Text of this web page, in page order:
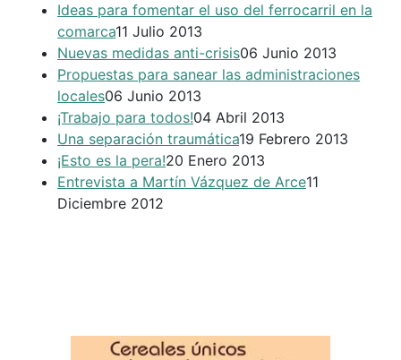
Ideas para fomentar el uso del ferrocarril en la
comarca11 Julio 2013
Nuevas medidas anti-crisis06 Junio 2013
Propuestas para sanear las administraciones
locales06 Junio 2013
¡Trabajo para todos!04 Abril 2013
Una separación traumática19 Febrero 2013
¡Esto es la pera!20 Enero 2013
Entrevista a Martín Vázquez de Arce11
Diciembre 2012